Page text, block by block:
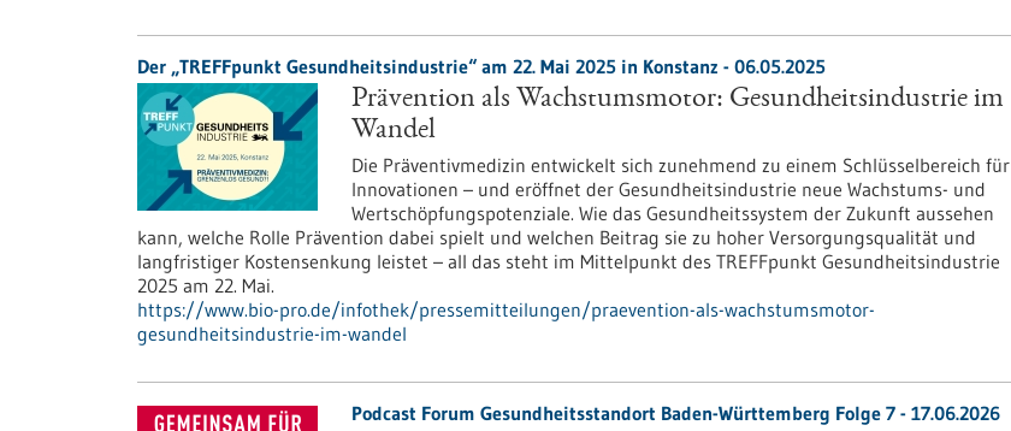
Der „TREFFpunkt Gesundheitsindustrie“ am 22. Mai 2025 in Konstanz - 06.05.2025
Prävention als Wachstumsmotor: Gesundheitsindustrie im
Wandel
Die Präventivmedizin entwickelt sich zunehmend zu einem Schlüsselbereich für
Innovationen – und eröffnet der Gesundheitsindustrie neue Wachstums- und
Wertschöpfungspotenziale. Wie das Gesundheitssystem der Zukunft aussehen
kann, welche Rolle Prävention dabei spielt und welchen Beitrag sie zu hoher Versorgungsqualität und
langfristiger Kostensenkung leistet – all das steht im Mittelpunkt des TREFFpunkt Gesundheitsindustrie
2025 am 22. Mai.
https://www.bio-pro.de/infothek/pressemitteilungen/praevention-als-wachstumsmotor-
gesundheitsindustrie-im-wandel
Podcast Forum Gesundheitsstandort Baden-Württemberg Folge 7 - 17.06.2026